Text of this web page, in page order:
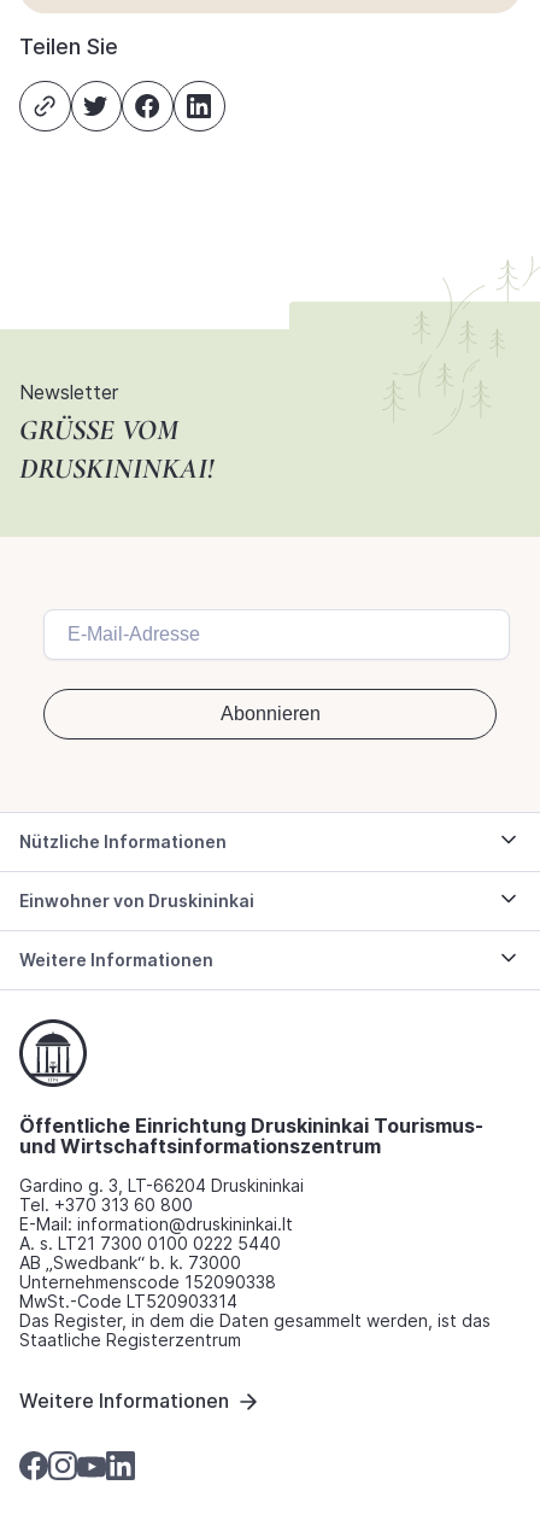
Teilen Sie
Newsletter
GRÜSSE VOM D
RUSKININKAI!
Nützliche Informationen
Einwohner von Druskininkai
Weitere Informationen
Öffentliche Einrichtung Druskininkai Tourismus-
und Wirtschaftsinformationszentrum
Gardino g. 3, LT-66204 Druskininkai
Tel. +370 313 60 800
E-Mail: information@druskininkai.lt
A. s. LT21 7300 0100 0222 5440
AB „Swedbank“ b. k. 73000
Unternehmenscode 152090338
MwSt.-Code LT520903314
Das Register, in dem die Daten gesammelt werden, ist das
Staatliche Registerzentrum
Weitere Informationen